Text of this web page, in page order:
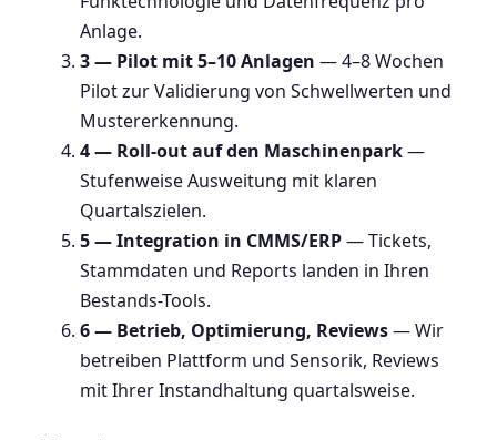
Anlage.
3 — Pilot mit 5–10 Anlagen — 4–8 Wochen
Pilot zur Validierung von Schwellwerten und
Mustererkennung.
4 — Roll-out auf den Maschinenpark—
Stufenweise Ausweitung mit klaren
Quartalszielen.
5 — Integration in CMMS/ERP— Tickets,
Stammdaten und Reports landen in Ihren
Bestands-Tools.
6 — Betrieb, Optimierung, Reviews— Wir
betreiben Plattform und Sensorik, Reviews
mit Ihrer Instandhaltung quartalsweise.